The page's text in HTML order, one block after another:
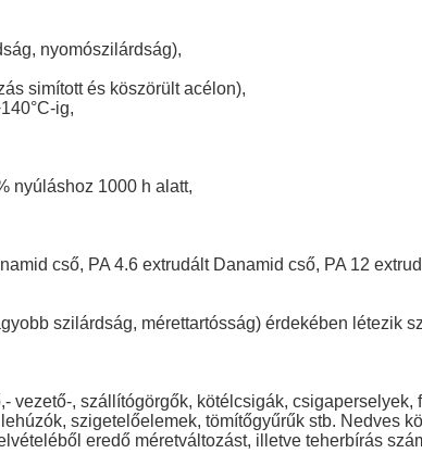
nyomószilárdság),
simított és köszörült acélon),
ig,
nyúláshoz 1000 h alatt,
cső, PA 4.6 extrudált Danamid cső, PA 12
szilárdság, mérettartósság) érdekében létezik
vezető-, szállítógörgők, kötélcsigák, csigaperselyek,
szigetelőelemek, tömítőgyűrűk stb. Nedves
eredő méretváltozást, illetve teherbírás